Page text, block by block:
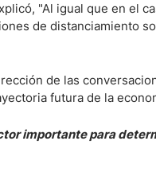
"Al igual que en el
de distanciamiento
de las
futura de la
importante para